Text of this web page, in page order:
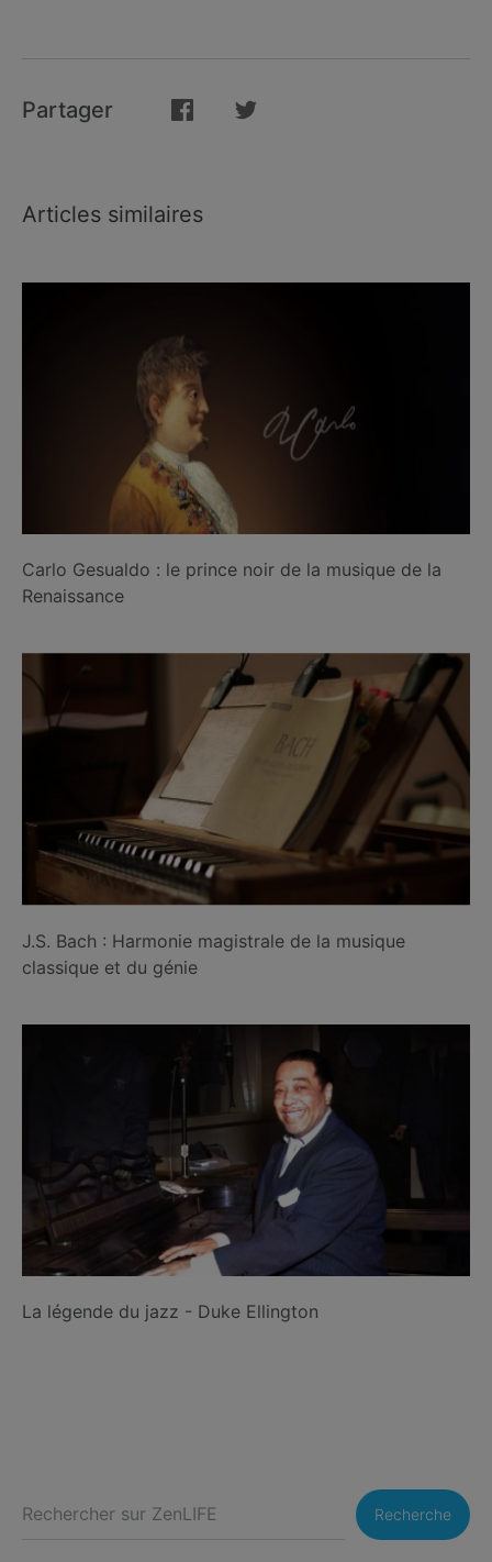
Partager
Articles similaires
Carlo Gesualdo : le prince noir de la musique de la
Renaissance
J.S. Bach : Harmonie magistrale de la musique
classique et du génie
La légende du jazz - Duke Ellington
Recherche